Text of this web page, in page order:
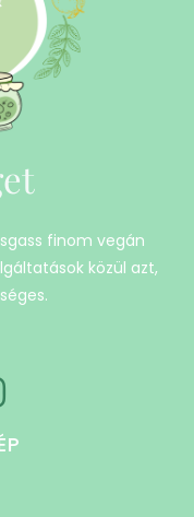
finom vegán
közül azt,